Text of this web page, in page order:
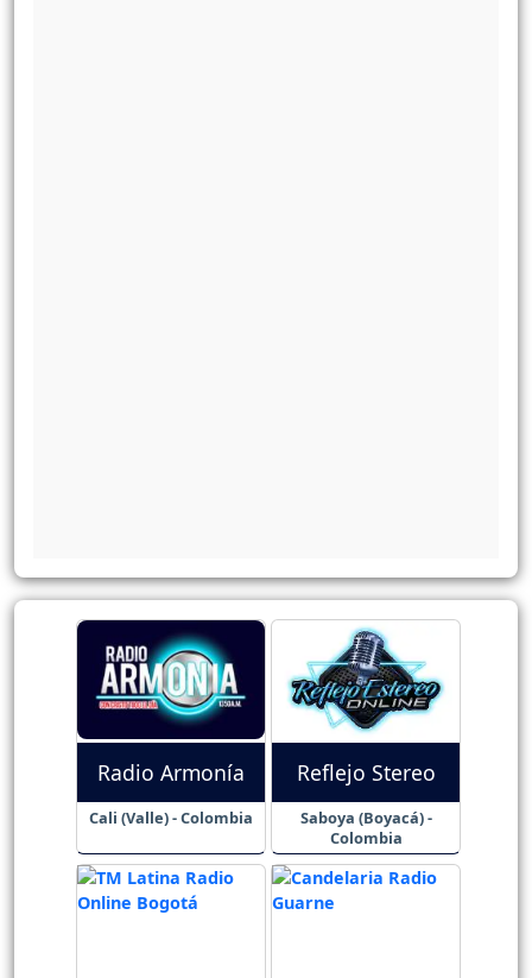
Radio Armonía
Cali (Valle) - Colombia
Reflejo Stereo
Saboya (Boyacá) -
Colombia